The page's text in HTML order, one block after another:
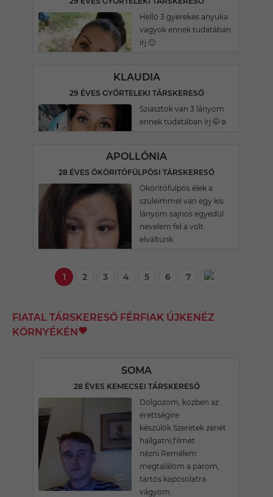
Helló 3 gyerekes anyuka
vagyok ennek tudatában
írj 🙂
KLAUDIA
29 ÉVES GYŐRTELEKI TÁRSKERESŐ
Sziasztok van 3 lányom
ennek tudatában írj 🤭☺
APOLLÓNIA
28 ÉVES ÖKÖRITÓFÜLPÖSI TÁRSKERESŐ
Ököritófülpös élek a
szüleimmel van egy kis
lányom sajnos egyedül
nevelem fel a volt
elváltunk
1 2 3 4 5 6 7
FIATAL TÁRSKERESŐ FÉRFIAK ÚJKENÉZ
KÖRNYÉKÉN
SOMA
28 ÉVES KEMECSEI TÁRSKERESŐ
Dolgozom, közben az
érettségire
készülök.Szeretek zenét
hallgatni,filmet
nézni.Remélem
megtalálom a párom,
tartós kapcsolatra
vágyom.